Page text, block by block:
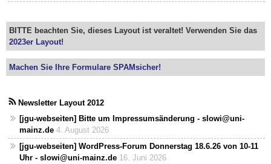
BITTE beachten Sie, dieses Layout ist veraltet! Verwenden Sie das
2023er Layout!
Machen Sie Ihre Formulare SPAMsicher!
Newsletter Layout 2012
[jgu-webseiten] Bitte um Impressumsänderung - slowi@uni-
mainz.de 4. August 2026
[jgu-webseiten] WordPress-Forum Donnerstag 18.6.26 von 10-11
Uhr - slowi@uni-mainz.de 16. Juni 2026